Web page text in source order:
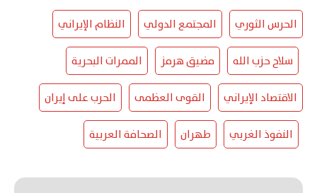
الحرس الثوري المجتمع الدولي النظام الإيراني
سلاح حزب الله مضيق هرمز الممرات البحرية
الاقتصاد الإيراني القوى العظمى الحرب على إيران
النفوذ الغربي طهران الصحافة العربية